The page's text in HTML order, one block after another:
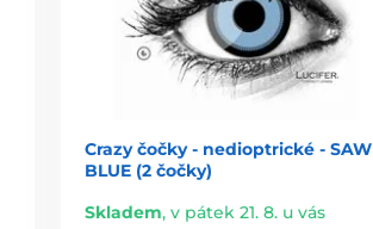
Crazy čočky - nedioptrické - SAW
BLUE (2 čočky)
Skladem, v pátek 21. 8. u vás